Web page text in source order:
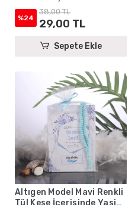
Mevlüt Hediyelikleri
%24
38,00 TL
29,00 TL
Sepete Ekle
Altıgen Model Mavi Renkli
Tül Kese İçerisinde Yasin